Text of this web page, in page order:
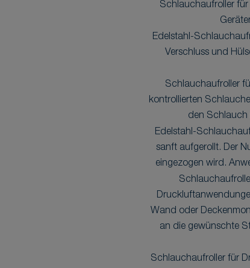
Schlauchaufroller
Edelstahl-
Verschluss und
Schlauchaufroller
kontrollierten
den Schlauch
Edelstahl-
sanft aufgerollt. Der
eingezogen wird.
Wand oder
an die gewünschte
Schlauchaufroller für